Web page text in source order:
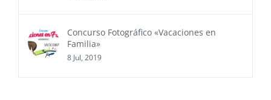
Concurso Fotográfico «Vacaciones en
Familia»
8 Jul, 2019